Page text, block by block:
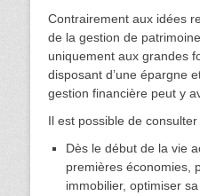
Contrairement aux idées
de la gestion de
uniquement aux grandes
disposant d’une épargne
gestion financière peut y
Il est possible de consulter
Dès le début de la vie
premières économies,
immobilier, optimiser